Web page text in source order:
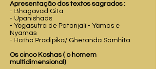
Apresentação dos textos sagrados :
- Bhagavad Gita
- Upanishads
- Yogasutra de Patanjali - Yamas e
Nyamas
- Hatha Pradipika/ Gheranda Samhita
Os cinco Koshas ( o homem
multidimensional)